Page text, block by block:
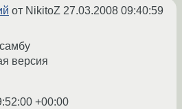
от NikitoZ 27.03.2008 09:40:59
версия
+00:00